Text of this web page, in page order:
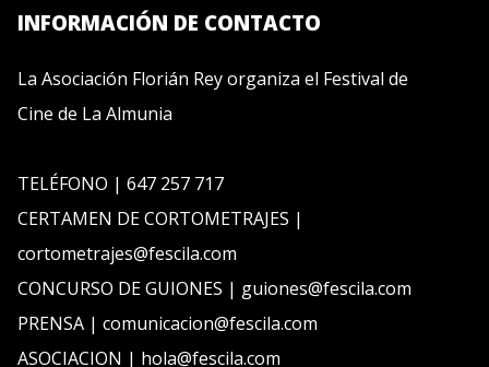
INFORMACIÓN DE CONTACTO
La Asociación Florián Rey organiza el Festival de
Cine de La Almunia
TELÉFONO | 647 257 717
CERTAMEN DE CORTOMETRAJES |
cortometrajes@fescila.com
CONCURSO DE GUIONES | guiones@fescila.com
PRENSA | comunicacion@fescila.com
ASOCIACION | hola@fescila.com